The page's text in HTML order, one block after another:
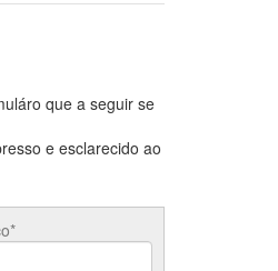
que a seguir se
e esclarecido ao